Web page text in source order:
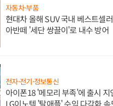
자동차·부품
현대차 올해 SUV 국내 베스트셀
아반떼 '세단 쌍끌이'로 내수 방어
전자·전기·정보통신
아이폰18 '메모리 부족'에 출시
LG이노텍 '탈애플' 수익 다각화 속